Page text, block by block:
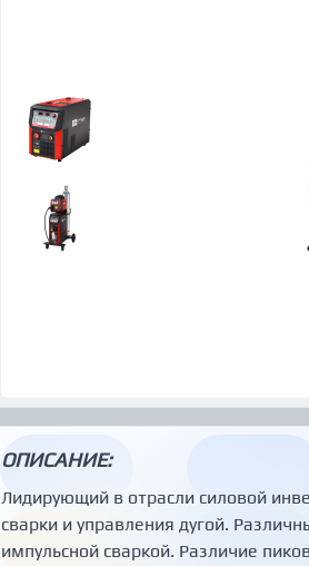
ОПИСАНИЕ:
Лидирующий в отрасли силовой
сварки и управления дугой.
импульсной сваркой. Различие